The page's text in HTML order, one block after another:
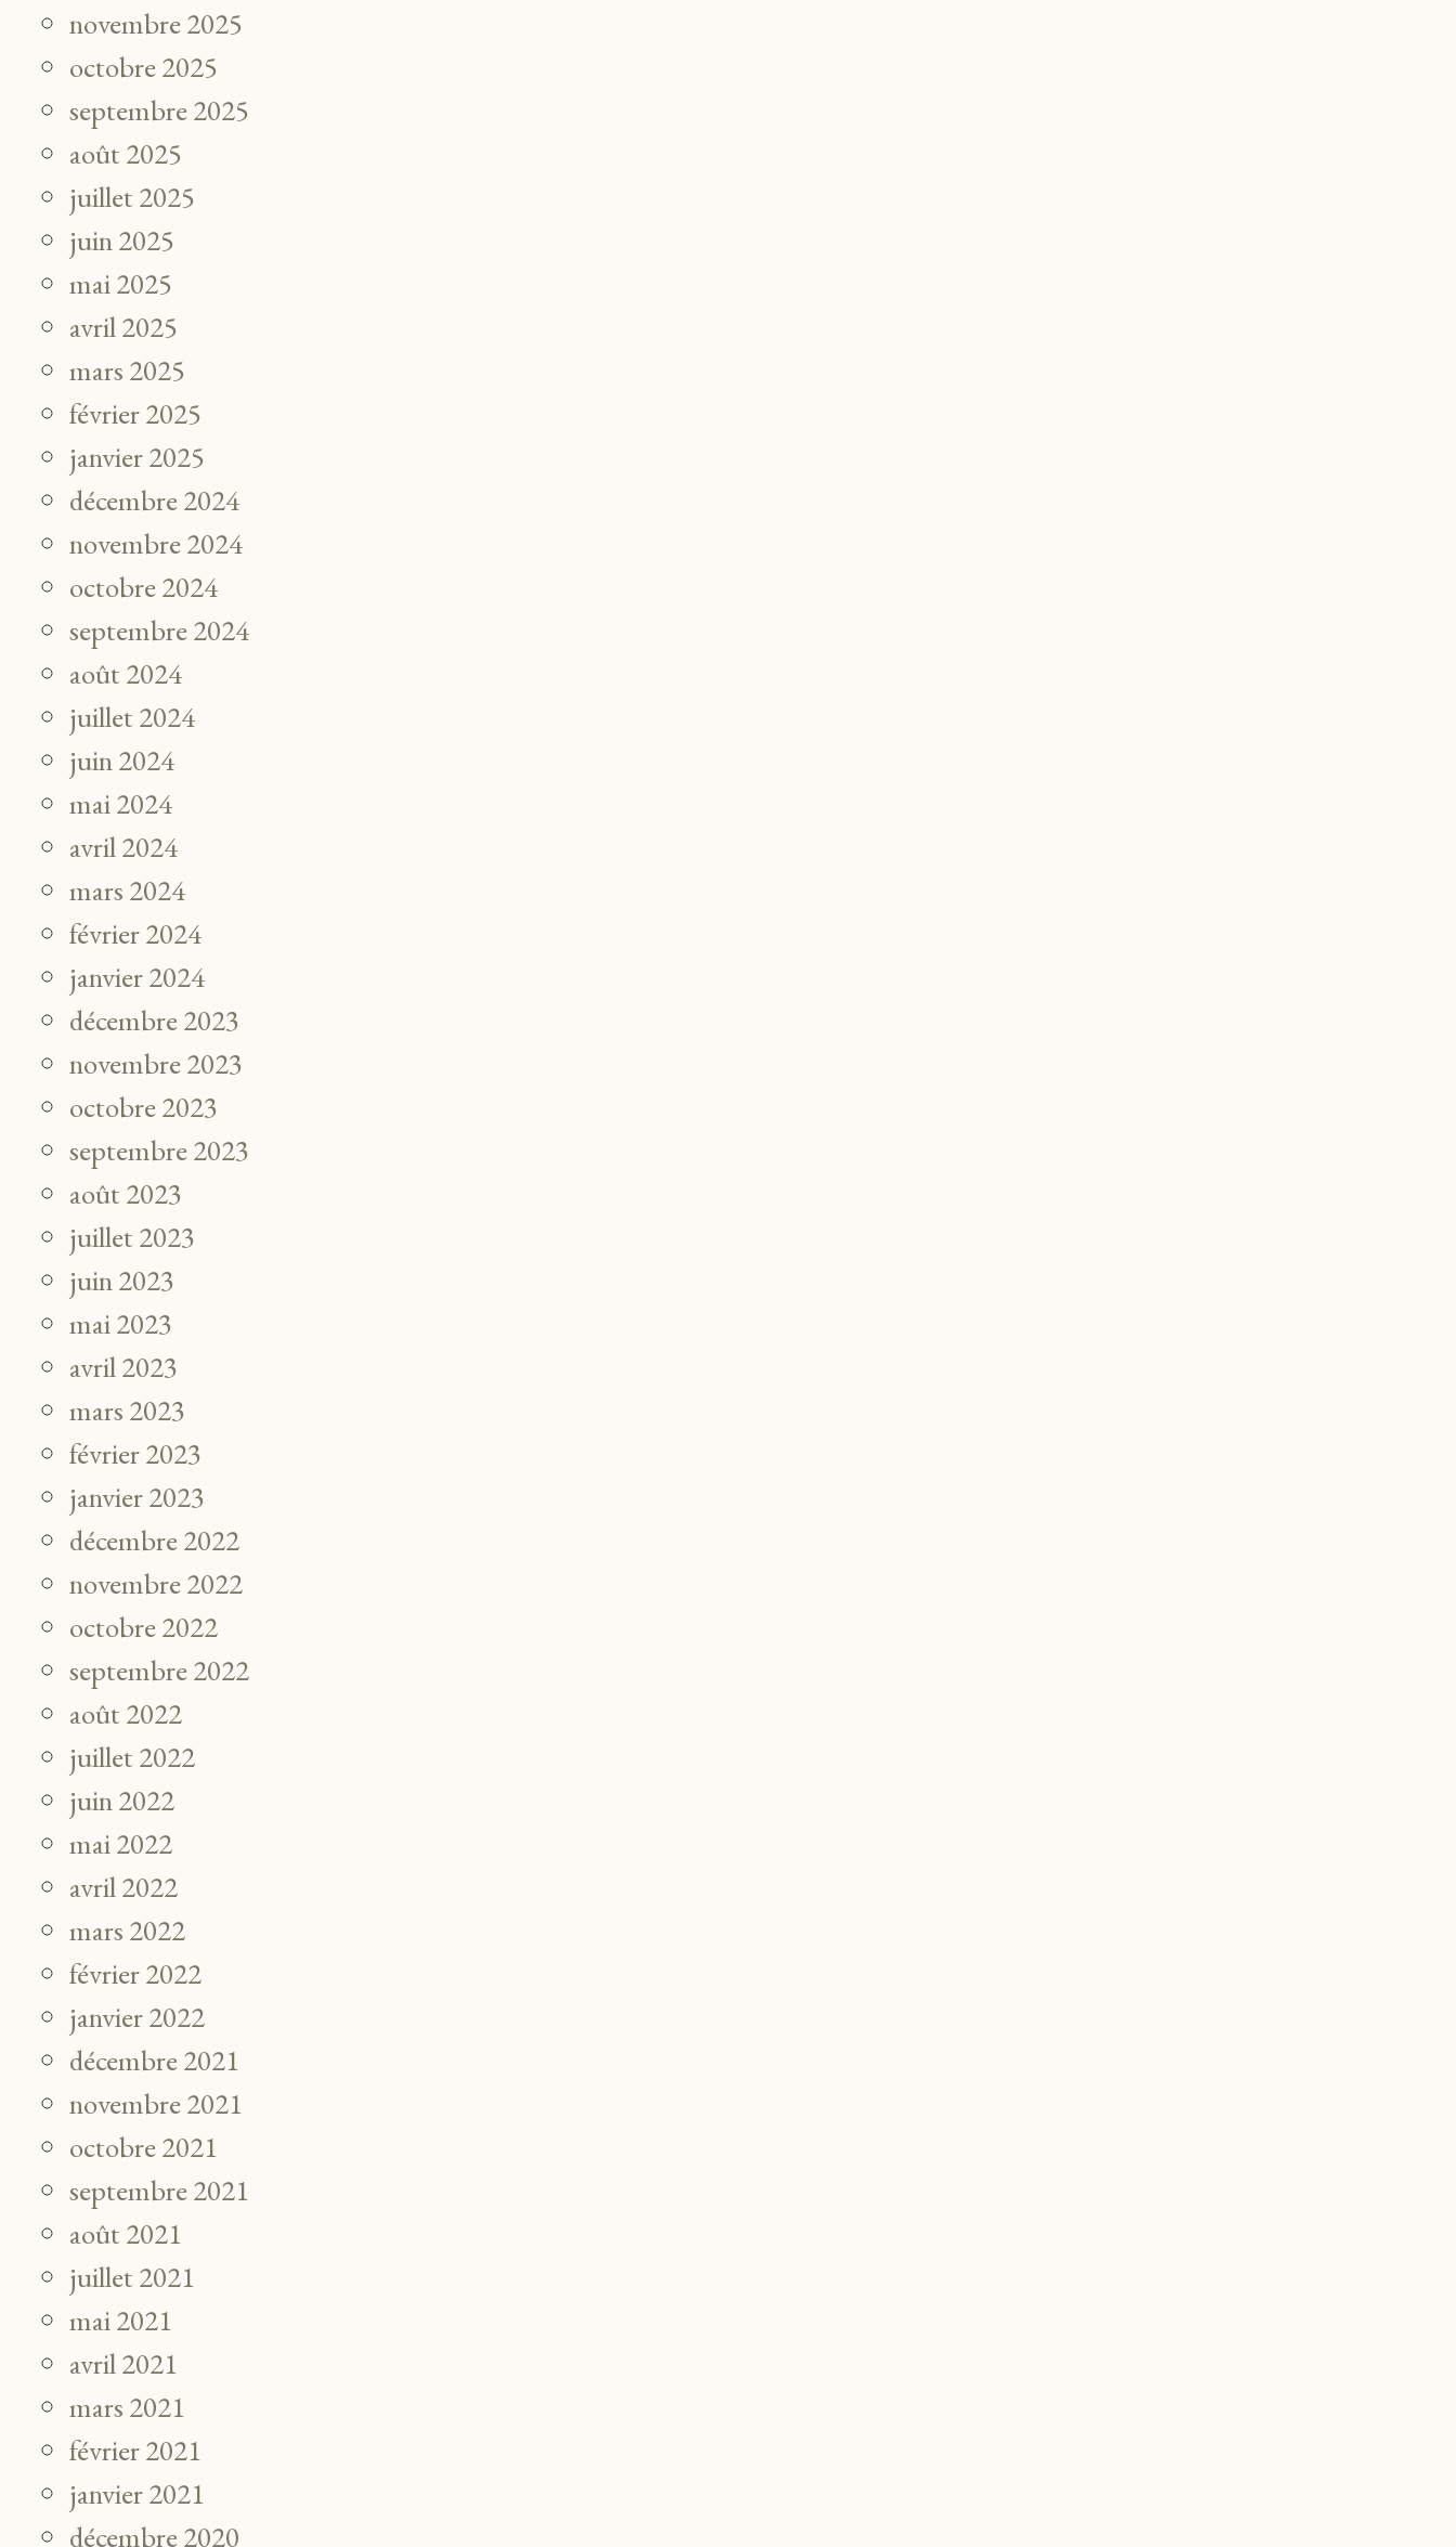
novembre 2025
octobre 2025
septembre 2025
août 2025
juillet 2025
juin 2025
mai 2025
avril 2025
mars 2025
février 2025
janvier 2025
décembre 2024
novembre 2024
octobre 2024
septembre 2024
août 2024
juillet 2024
juin 2024
mai 2024
avril 2024
mars 2024
février 2024
janvier 2024
décembre 2023
novembre 2023
octobre 2023
septembre 2023
août 2023
juillet 2023
juin 2023
mai 2023
avril 2023
mars 2023
février 2023
janvier 2023
décembre 2022
novembre 2022
octobre 2022
septembre 2022
août 2022
juillet 2022
juin 2022
mai 2022
avril 2022
mars 2022
février 2022
janvier 2022
décembre 2021
novembre 2021
octobre 2021
septembre 2021
août 2021
juillet 2021
mai 2021
avril 2021
mars 2021
février 2021
janvier 2021
décembre 2020